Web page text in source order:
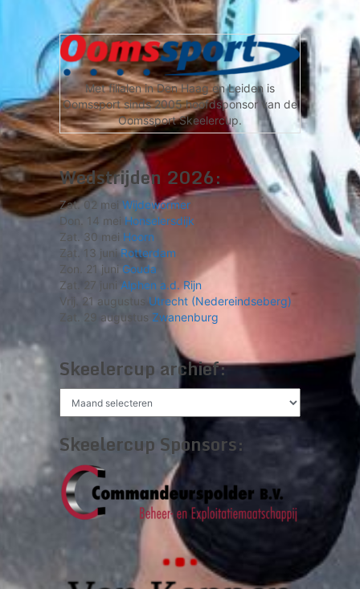
Met filialen in Den Haag en Leiden is
Oomssport sinds 2005 hoofdsponsor van de
Oomssport Skeelercup.
Wedstrijden 2026:
Zat. 02 mei Wijdewormer
Don. 14 mei Honselersdijk
Zat. 30 mei Hoorn
Zat. 13 juni Rotterdam
Zon. 21 juni Gouda
Zat. 27 juni Alphen a.d. Rijn
Vrij. 21 augustus Utrecht (Nedereindseberg)
Zat. 29 augustus Zwanenburg
Skeelercup archief:
archief:
Skeelercup Sponsors: